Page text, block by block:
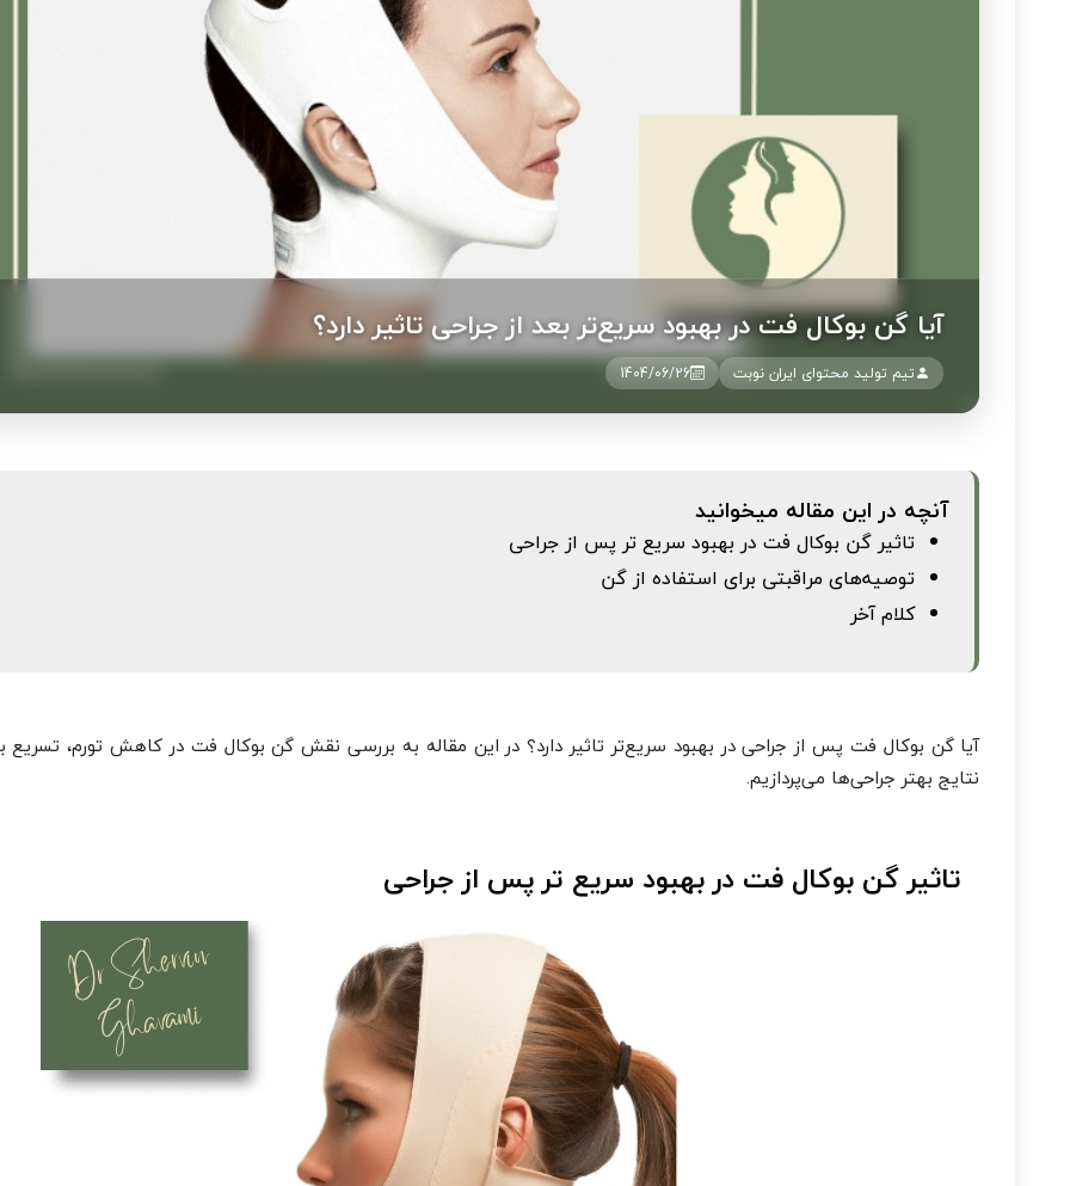
آیا گن بوکال فت در بهبود سریع‌تر بعد از جراحی تاثیر دارد؟
تیم تولید محتوای ایران نوبت 1404/06/26
آنچه در این مقاله میخوانید
تاثیر گن بوکال فت در بهبود سریع تر پس از جراحی
توصیه‌های مراقبتی برای استفاده از گن
کلام آخر
آیا گن بوکال فت پس از جراحی در بهبود سریع‌تر تاثیر دارد؟ در این مقاله به بررسی نقش گن بوکال فت در کاهش تورم، تسریع
نتایج بهتر جراحی‌ها می‌پردازیم.
تاثیر گن بوکال فت در بهبود سریع تر پس از جراحی